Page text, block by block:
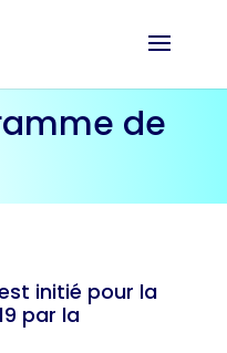
de
initié pour la
par la